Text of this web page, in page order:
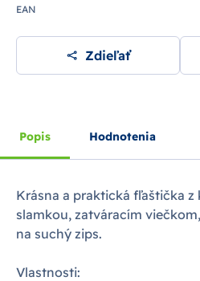
EAN
Zdieľať
Popis Hodnotenia
Krásna a praktická fľaštička z
slamkou, zatváracím
na suchý zips.
Vlastnosti: